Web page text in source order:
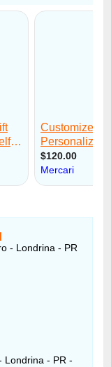
- Londrina - PR
Londrina - PR -